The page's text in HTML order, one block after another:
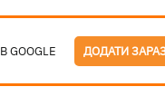
ДОДАТИ